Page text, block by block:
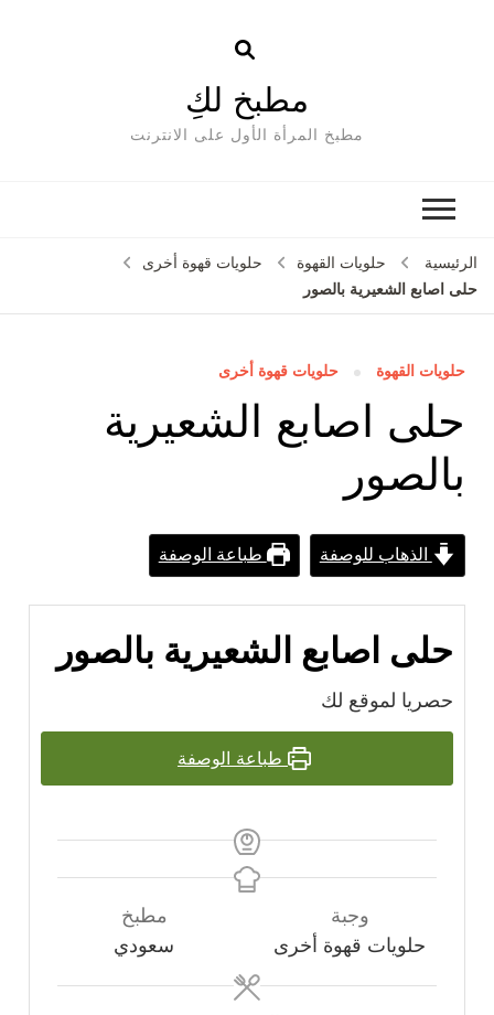
مطبخ لكِ
مطبخ المرأة الأول على الانترنت
الرئيسية حلويات القهوة
حلويات قهوة أخرى
حلى اصابع الشعيرية بالصور
حلويات القهوة حلويات قهوة أخرى
حلى اصابع الشعيرية
بالصور
الذهاب للوصفة طباعة الوصفة
حلى اصابع الشعيرية بالصور
حصريا لموقع لك
طباعة الوصفة
وجبة
حلويات قهوة أخرى
مطبخ
سعودي